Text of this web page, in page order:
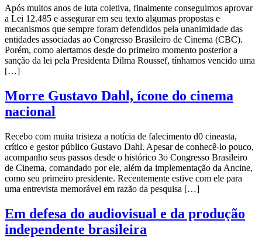
Após muitos anos de luta coletiva, finalmente conseguimos aprovar
a Lei 12.485 e assegurar em seu texto algumas propostas e
mecanismos que sempre foram defendidos pela unanimidade das
entidades associadas ao Congresso Brasileiro de Cinema (CBC).
Porém, como alertamos desde do primeiro momento posterior a
sanção da lei pela Presidenta Dilma Roussef, tínhamos vencido uma
[…]
Morre Gustavo Dahl, ícone do cinema
nacional
Recebo com muita tristeza a notícia de falecimento d0 cineasta,
crítico e gestor público Gustavo Dahl. Apesar de conhecê-lo pouco,
acompanho seus passos desde o histórico 3o Congresso Brasileiro
de Cinema, comandado por ele, além da implementação da Ancine,
como seu primeiro presidente. Recentemente estive com ele para
uma entrevista memorável em razão da pesquisa […]
Em defesa do audiovisual e da produção
independente brasileira